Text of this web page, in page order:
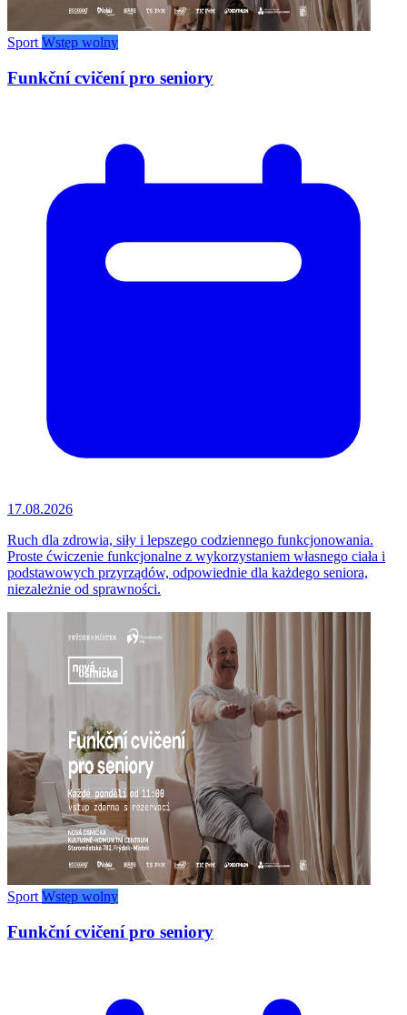
Sport Wstęp wolny
Funkční cvičení pro seniory
17.08.2026
Ruch dla zdrowia, siły i lepszego codziennego funkcjonowania.
Proste ćwiczenie funkcjonalne z wykorzystaniem własnego ciała i
podstawowych przyrządów, odpowiednie dla każdego seniora,
niezależnie od sprawności.
Sport Wstęp wolny
Funkční cvičení pro seniory